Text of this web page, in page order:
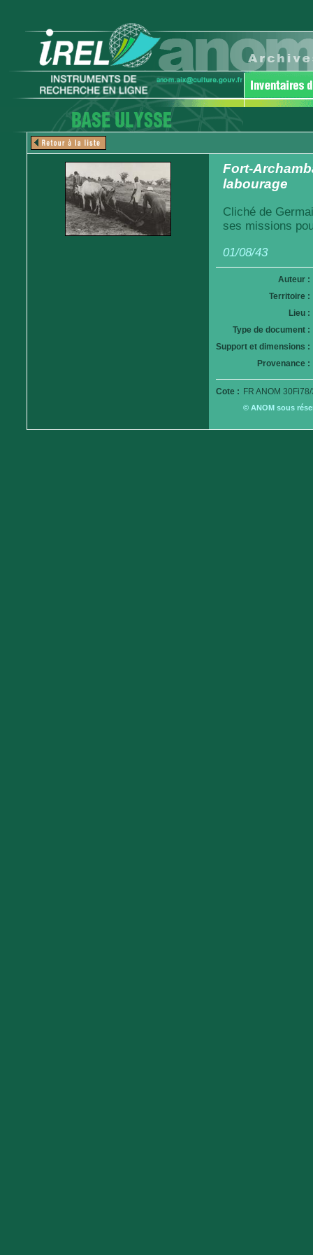
Fort-
labourage
Cliché de
ses missions
01/08/43
Auteur :
Territoire :
Lieu :
Type de document :
Support et dimensions :
Provenance :
Cote : FR ANOM
© ANOM sous